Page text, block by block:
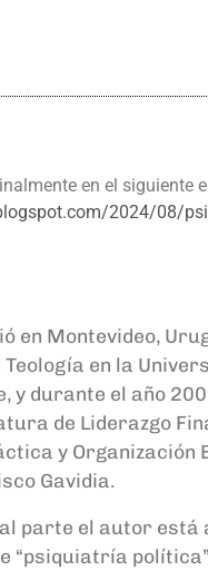
en el siguiente
2024/08/
en Montevideo,
en la
y durante el año
de Liderazgo
y
Gavidia.
parte el autor está
“psiquiatría